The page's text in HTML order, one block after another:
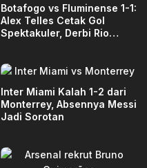
Botafogo vs Fluminense 1-1:
Alex Telles Cetak Gol
Spektakuler, Derbi Rio
Inter Miami Kalah 1-2 dari
Monterrey, Absennya Messi
Jadi Sorotan